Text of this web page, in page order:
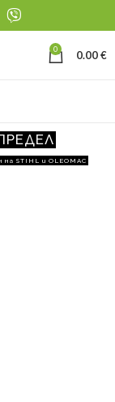
0 0.00€
на STIHL и OLEOMAC